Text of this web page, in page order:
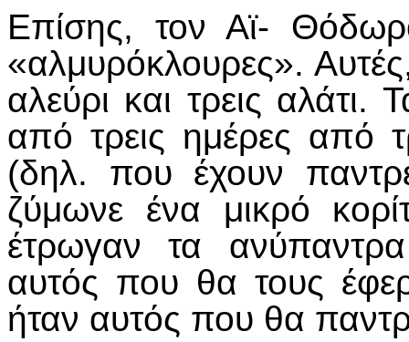
Επίσης, τον Αϊ-
«αλμυρόκλουρες».
αλεύρι και τρεις
από τρεις ημέρες από
(δηλ. που έχουν
ζύμωνε ένα μικρό
έτρωγαν τα
αυτός που θα τους
ήταν αυτός που θα